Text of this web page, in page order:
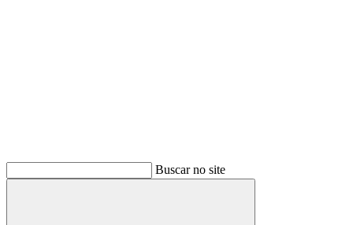
Buscar no site